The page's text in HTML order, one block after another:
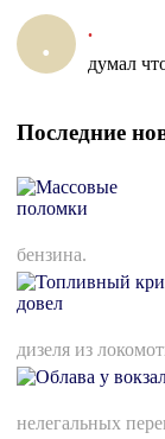
. .
думал
Последние
бензина.
дизеля из
нелегальных